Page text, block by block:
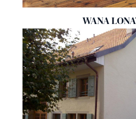
WANA